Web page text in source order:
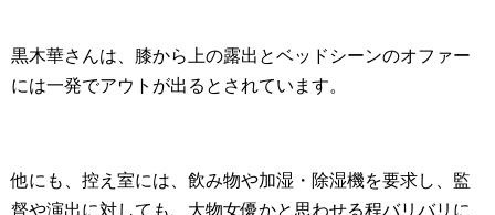
黒木華さんは、膝から上の露出とベッドシーンのオファー
には一発でアウトが出るとされています。
他にも、控え室には、飲み物や加湿・除湿機を要求し、監
督や演出に対しても、大物女優かと思わせる程バリバリに